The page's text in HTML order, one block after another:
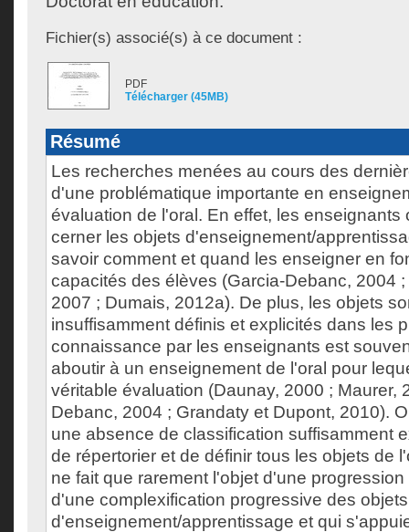
Fichier(s) associé(s) à ce document :
PDF
Télécharger (45MB)
Résumé
Les recherches menées au cours des
d'une problématique importante en
évaluation de l'oral. En effet, les enseignants
cerner les objets d'enseignement/
savoir comment et quand les enseigner en
capacités des élèves (Garcia-Debanc, 2004
2007 ; Dumais, 2012a). De plus, les objets
insuffisamment définis et explicités dans les
connaissance par les enseignants est
aboutir à un enseignement de l'oral pour
véritable évaluation (Daunay, 2000 ; Maurer,
Debanc, 2004 ; Grandaty et Dupont, 2010).
une absence de classification suffisamment
de répertorier et de définir tous les objets de
ne fait que rarement l'objet d'une
d'une complexification progressive des objets
d'enseignement/apprentissage et qui